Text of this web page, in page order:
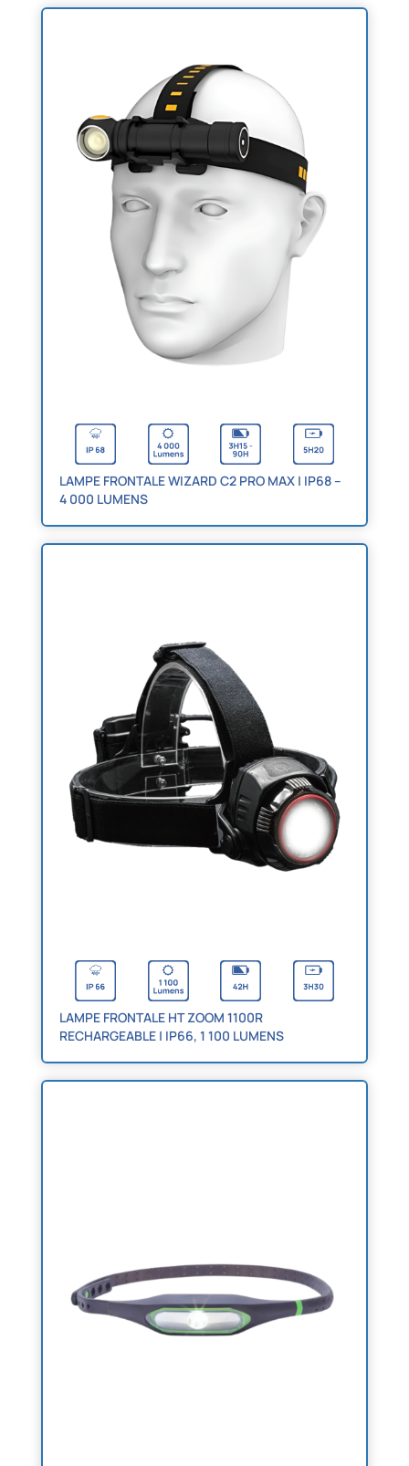
LAMPE FRONTALE WIZARD C2 PRO MAX | IP68 –
4 000 LUMENS
LAMPE FRONTALE HT ZOOM 1100R
RECHARGEABLE | IP66, 1 100 LUMENS